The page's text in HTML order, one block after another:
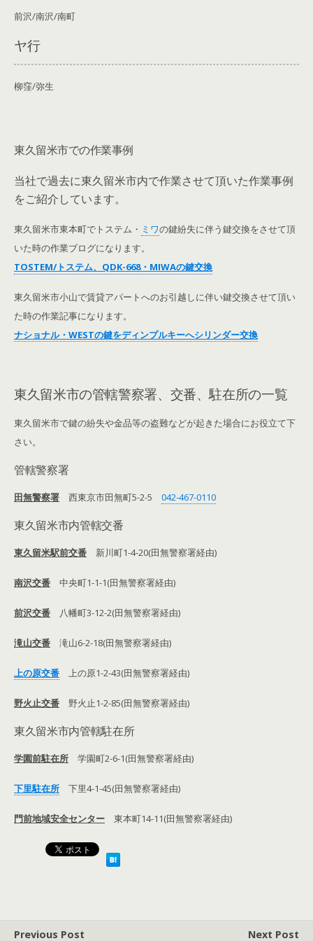
前沢/南沢/南町
ヤ行
柳窪/弥生
東久留米市での作業事例
当社で過去に東久留米市内で作業させて頂いた作業事例
をご紹介しています。
東久留米市東本町でトステム・ ミワの鍵紛失に伴う鍵交換をさせて頂
いた時の作業ブログになります。
TOSTEM/トステム、QDK-668・MIWAの鍵交換
東久留米市小山で賃貸アパートへのお引越しに伴い鍵交換させて頂い
た時の作業記事になります。
ナショナル・WESTの鍵をディンプルキーへシリンダー交換
東久留米市の管轄警察署、交番、駐在所の一覧
東久留米市で鍵の紛失や金品等の盗難などが起きた場合にお役立て下
さい。
管轄警察署
田無警察署 西東京市田無町5-2-5 042-467-0110
東久留米市内管轄交番
東久留米駅前交番 新川町1-4-20(田無警察署経由)
南沢交番 中央町1-1-1(田無警察署経由)
前沢交番 八幡町3-12-2(田無警察署経由)
滝山交番 滝山6-2-18(田無警察署経由)
上の原交番 上の原1-2-43(田無警察署経由)
野火止交番 野火止1-2-85(田無警察署経由)
東久留米市内管轄駐在所
学園前駐在所 学園町2-6-1(田無警察署経由)
下里駐在所 下里4-1-45(田無警察署経由)
門前地域安全センター 東本町14-11(田無警察署経由)
Previous Post Next Post